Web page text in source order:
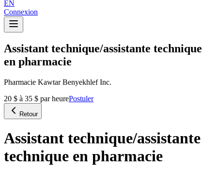
EN
Connexion
Assistant technique/assistante technique
en pharmacie
Pharmacie Kawtar Benyekhlef Inc.
20 $ à 35 $ par heurePostuler
Retour
Assistant technique/assistante
technique en pharmacie